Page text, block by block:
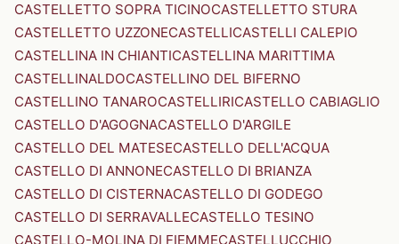
CASTELLETTO SOPRA TICINOCASTELLETTO STURA
CASTELLETTO UZZONECASTELLICASTELLI CALEPIO
CASTELLINA IN CHIANTICASTELLINA MARITTIMA
CASTELLINALDOCASTELLINO DEL BIFERNO
CASTELLINO TANAROCASTELLIRICASTELLO CABIAGLIO
CASTELLO D'AGOGNACASTELLO D'ARGILE
CASTELLO DEL MATESECASTELLO DELL'ACQUA
CASTELLO DI ANNONECASTELLO DI BRIANZA
CASTELLO DI CISTERNACASTELLO DI GODEGO
CASTELLO DI SERRAVALLECASTELLO TESINO
CASTELLO-MOLINA DI FIEMMECASTELLUCCHIO